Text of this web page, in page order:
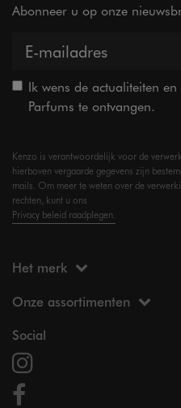
Abonneer u op onze
Ik wens de actualiteiten
Parfums te ontvangen.
Kenzo is verantwoordelijk voor de
hierboven vergaarde gegevens zijn
mails. Om meer te weten over de
rechten, kunt u ons
Privacy beleid raadplegen.
Het merk
Onze assortimenten
Social